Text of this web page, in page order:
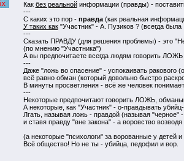
Как без реальнойинформации (правды) -
---
C каких это пор - правда(как реальная
У таких как"Участник" - А. Пузиков ? (всегда была
---
Сказать ПРАВДУ (для решения проблемы) - это
(по мнению "Участника")
А вы предпочитаете всегда людям говорить ЛОЖЬ
---
Даже "ложь во спасение" - успокаивать ракового
всё равно обман (который довольно быстро
В минуты просветления - всё же человек
---
Некоторые предпочитают говорить ЛОЖЬ,
А некоторые, как "Участник" - о-правдывать
Лгать, называя ложь - правдой (называя "черное"
и ставя правду "вне закона" - а воровство возводя
(а некоторые "психологи" за ворованные у детей
Всё общество! Но не ты - убийца, педофил и вор.